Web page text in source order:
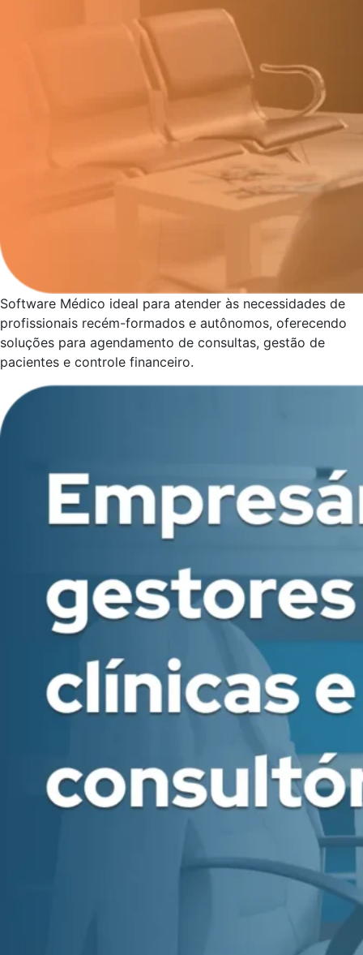
Software Médico ideal para atender às necessidades de
profissionais recém-formados e autônomos, oferecendo
soluções para agendamento de consultas, gestão de
pacientes e controle financeiro.